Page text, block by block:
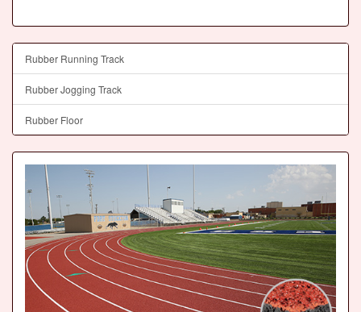
Rubber Running Track
Rubber Jogging Track
Rubber Floor